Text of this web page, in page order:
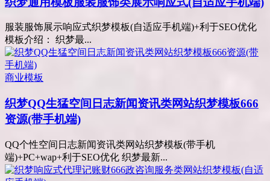
服装服饰展示响应式织梦模板(自适应手机端)+利于SEO优化
模板介绍： 织梦最...
商业模板
织梦QQ生猛空间日志新闻资讯类网站织梦模板666
资源(带手机端)
QQ个性空间日志新闻资讯类网站织梦模板(带手机
端)+PC+wap+利于SEO优化 织梦最新...